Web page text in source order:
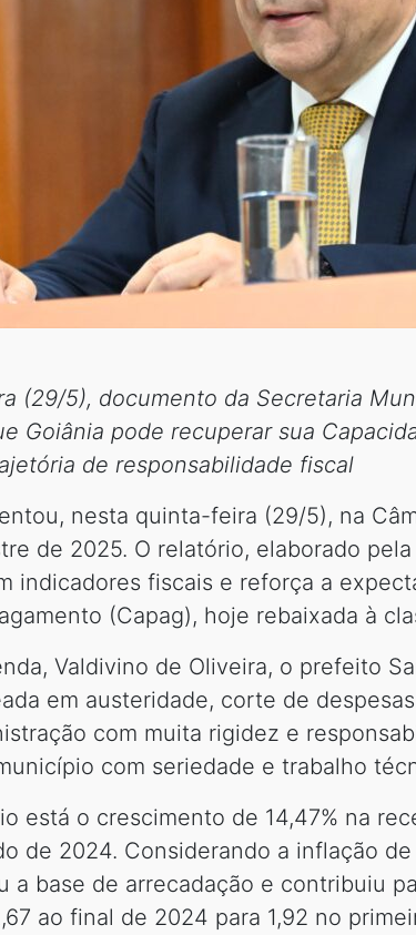
(29/5), documento da Secretaria
Goiânia pode recuperar sua
de responsabilidade fiscal
nesta quinta-feira (29/5), na
de 2025. O relatório, elaborado
indicadores fiscais e reforça a
(Capag), hoje rebaixada à
Valdivino de Oliveira, o prefeito
em austeridade, corte de
com muita rigidez e
com seriedade e trabalho
está o crescimento de 14,47% na
de 2024. Considerando a inflação
a base de arrecadação e contribuiu
ao final de 2024 para 1,92 no